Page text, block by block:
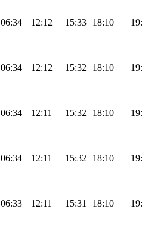
06:34 12:12 15:33 18:10
06:34 12:12 15:32 18:10
06:34 12:11 15:32 18:10
06:34 12:11 15:32 18:10
06:33 12:11 15:31 18:10